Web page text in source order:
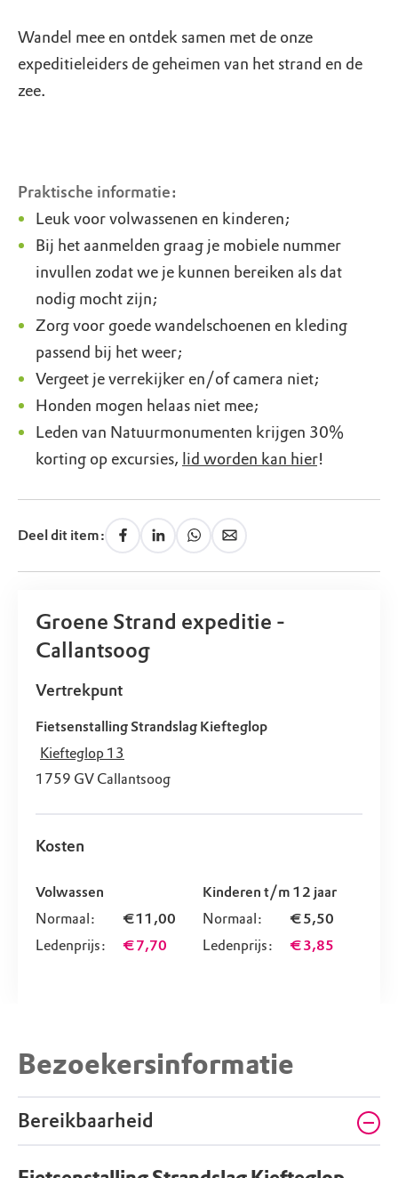
Wandel mee en ontdek samen met de onze
expeditieleiders de geheimen van het strand en de
zee.
Praktische informatie:
Leuk voor volwassenen en kinderen;
Bij het aanmelden graag je mobiele nummer
invullen zodat we je kunnen bereiken als dat
nodig mocht zijn;
Zorg voor goede wandelschoenen en kleding
passend bij het weer;
Vergeet je verrekijker en/of camera niet;
Honden mogen helaas niet mee;
Leden van Natuurmonumenten krijgen 30%
korting op excursies, lid worden kan hier!
Deel dit item:
Groene Strand expeditie -
Callantsoog
Vertrekpunt
Fietsenstalling Strandslag Kiefteglop
Kiefteglop 13
1759 GV Callantsoog
Kosten
Volwassen
Normaal:
€ 11,00
Ledenprijs:
€ 7,70
Kinderen t/m 12 jaar
Normaal:
€ 5,50
Ledenprijs:
€ 3,85
Bezoekersinformatie
Bereikbaarheid